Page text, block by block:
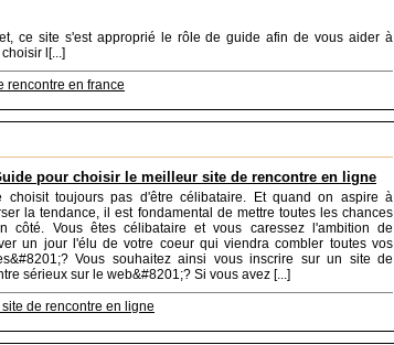
ce site s'est approprié le rôle de guide afin de vous aider à
l[...]
rencontre en france
pour choisir le meilleur site de rencontre en ligne
choisit toujours pas d'être célibataire. Et quand on aspire à
la tendance, il est fondamental de mettre toutes les chances
côté. Vous êtes célibataire et vous caressez l'ambition de
un jour l'élu de votre coeur qui viendra combler toutes vos
Vous souhaitez ainsi vous inscrire sur un site de
sérieux sur le web&#8201;? Si vous avez [...]
de rencontre en ligne